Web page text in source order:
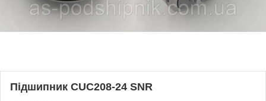
Підшипник CUC208-24 SNR